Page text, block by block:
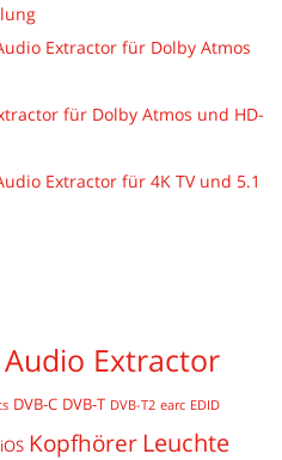
Extractor für Dolby Atmos
für Dolby Atmos und HD-
Extractor für 4K TV und 5.1
Audio Extractor
DVB-C DVB-T DVB-T2 earc EDID
iOS Kopfhörer Leuchte